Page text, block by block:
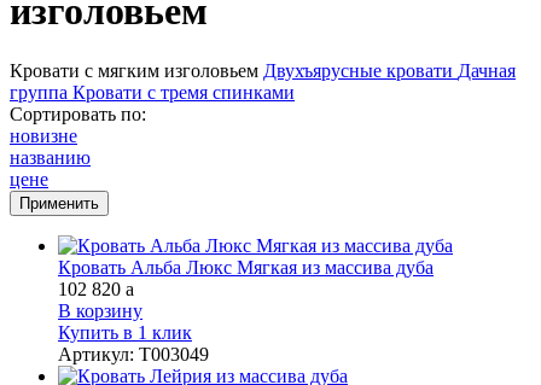
изголовьем
Кровати с мягким изголовьем Двухъярусные кровати Дачная
группа Кровати с тремя спинками
Сортировать по:
новизне
названию
цене
Кровать Альба Люкс Мягкая из массива дуба
102 820 a
В корзину
Купить в 1 клик
Артикул: Т003049